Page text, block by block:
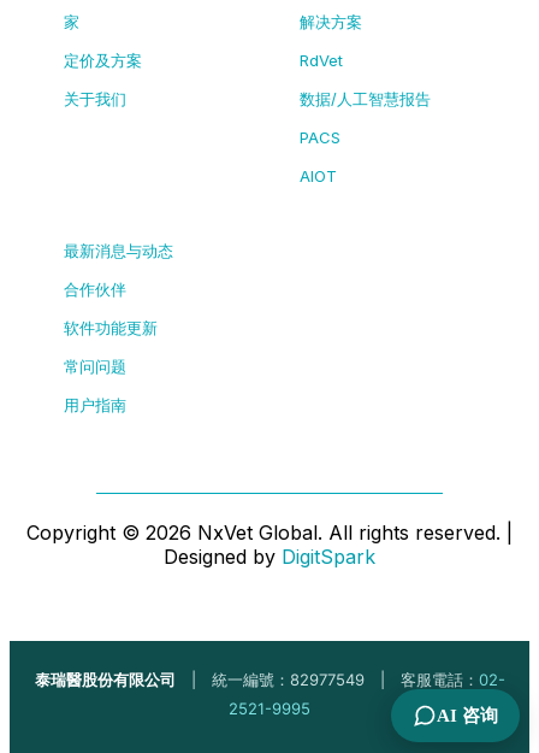
家
定价及方案
关于我们
解决方案
RdVet
数据/人工智慧报告
PACS
AIOT
最新消息与动态
合作伙伴
软件功能更新
常问问题
用户指南
Copyright © 2026 NxVet Global. All rights reserved. |
Designed by DigitSpark
泰瑞醫股份有限公司 | 統一編號：82977549 | 客服電話： 02-
2521-9995
AI 咨询